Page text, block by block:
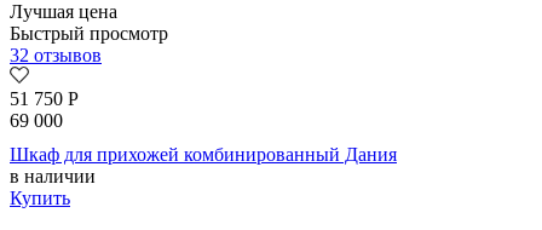
Лучшая цена
Быстрый просмотр
32 отзывов
51 750 Р
69 000
Шкаф для прихожей комбинированный Дания
в наличии
Купить